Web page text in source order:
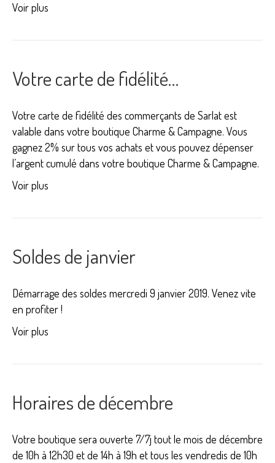
Voir plus
Votre carte de fidélité…
Votre carte de fidélité des commerçants de Sarlat est
valable dans votre boutique Charme & Campagne. Vous
gagnez 2% sur tous vos achats et vous pouvez dépenser
l’argent cumulé dans votre boutique Charme & Campagne.
Voir plus
Soldes de janvier
Démarrage des soldes mercredi 9 janvier 2019. Venez vite
en profiter !
Voir plus
Horaires de décembre
Votre boutique sera ouverte 7/7j tout le mois de décembre
de 10h à 12h30 et de 14h à 19h et tous les vendredis de 10h